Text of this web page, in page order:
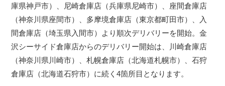
庫県神戸市）、尼崎倉庫店（兵庫県尼崎市）、座間倉庫店
（神奈川県座間市）、多摩境倉庫店（東京都町田市）、入
間倉庫店（埼玉県入間市）より順次デリバリーを開始。金
沢シーサイド倉庫店からのデリバリー開始は、川崎倉庫店
（神奈川県川崎市）、札幌倉庫店（北海道札幌市）、石狩
倉庫店（北海道石狩市）に続く4箇所目となります。